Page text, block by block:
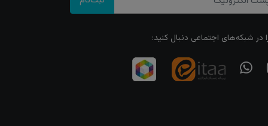
در شبکه‌های اجتماعی دنبال کنید: